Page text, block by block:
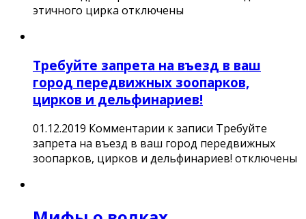
этичного цирка отключены
Требуйте запрета на въезд в ваш
город передвижных зоопарков,
цирков и дельфинариев!
01.12.2019 Комментарии к записи Требуйте
запрета на въезд в ваш город передвижных
зоопарков, цирков и дельфинариев! отключены